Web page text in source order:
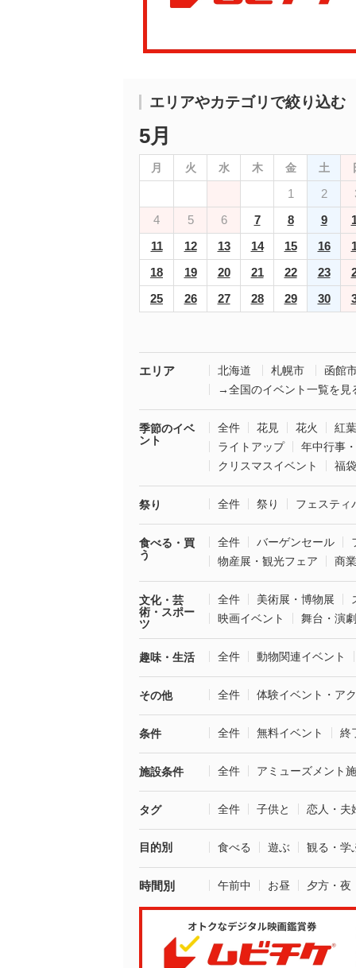
エリアやカテゴリで絞り込む
5月
月 火 水 木 金 土
1 2
4
5 6 7 8 9
11
12 13 14 15 16
18
19 20 21 22 23
25
26 27 28 29 30
エリア 北海道 札幌市
函館
→全国のイベント一覧を見
季節のイベ
ント
全件 花見 花火
紅葉
ライトアップ
年中行事
クリスマスイベント
福
祭り 全件 祭り フェスティ
食べる・買
う
全件 バーゲンセール
物産展・観光フェア
商
文化・芸
術・スポー
ツ
全件 美術展・博物展
映画イベント
舞台・演劇
趣味・生活 全件 動物関連イベント
その他 全件 体験イベント・ア
条件 全件 無料イベント 終
施設条件 全件 アミューズメント
タグ 全件 子供と 恋人・夫
目的別 食べる 遊ぶ 観る・学
時間別 午前中 お昼 夕方・夜